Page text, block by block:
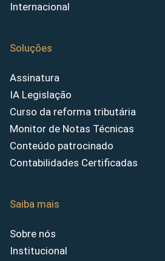
Internacional
Soluções
Assinatura
IA Legislação
Curso da reforma tributária
Monitor de Notas Técnicas
Conteúdo patrocinado
Contabilidades Certificadas
Saiba mais
Sobre nós
Institucional